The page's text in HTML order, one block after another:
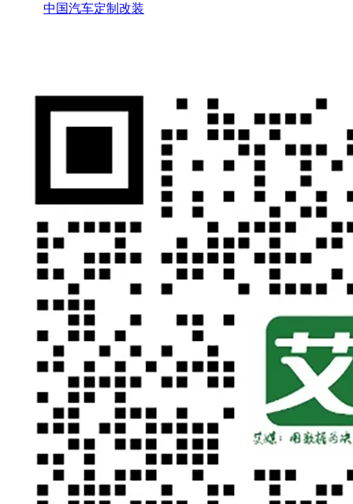
中国汽车定制改装